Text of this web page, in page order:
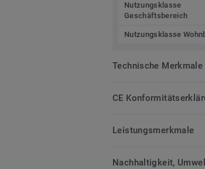
Nutzungsklasse
Geschäftsbereich
Nutzungsklasse
Technische Merkmale
CE
Leistungsmerkmale
Nachhaltigkeit,